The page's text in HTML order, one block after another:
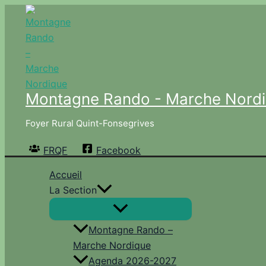
contenu
Montagne Rando - Marche
Foyer Rural Quint-Fonsegrives
FRQF Facebook
Accueil
La Section
Montagne Rando –
Marche Nordique
Agenda 2026-2027